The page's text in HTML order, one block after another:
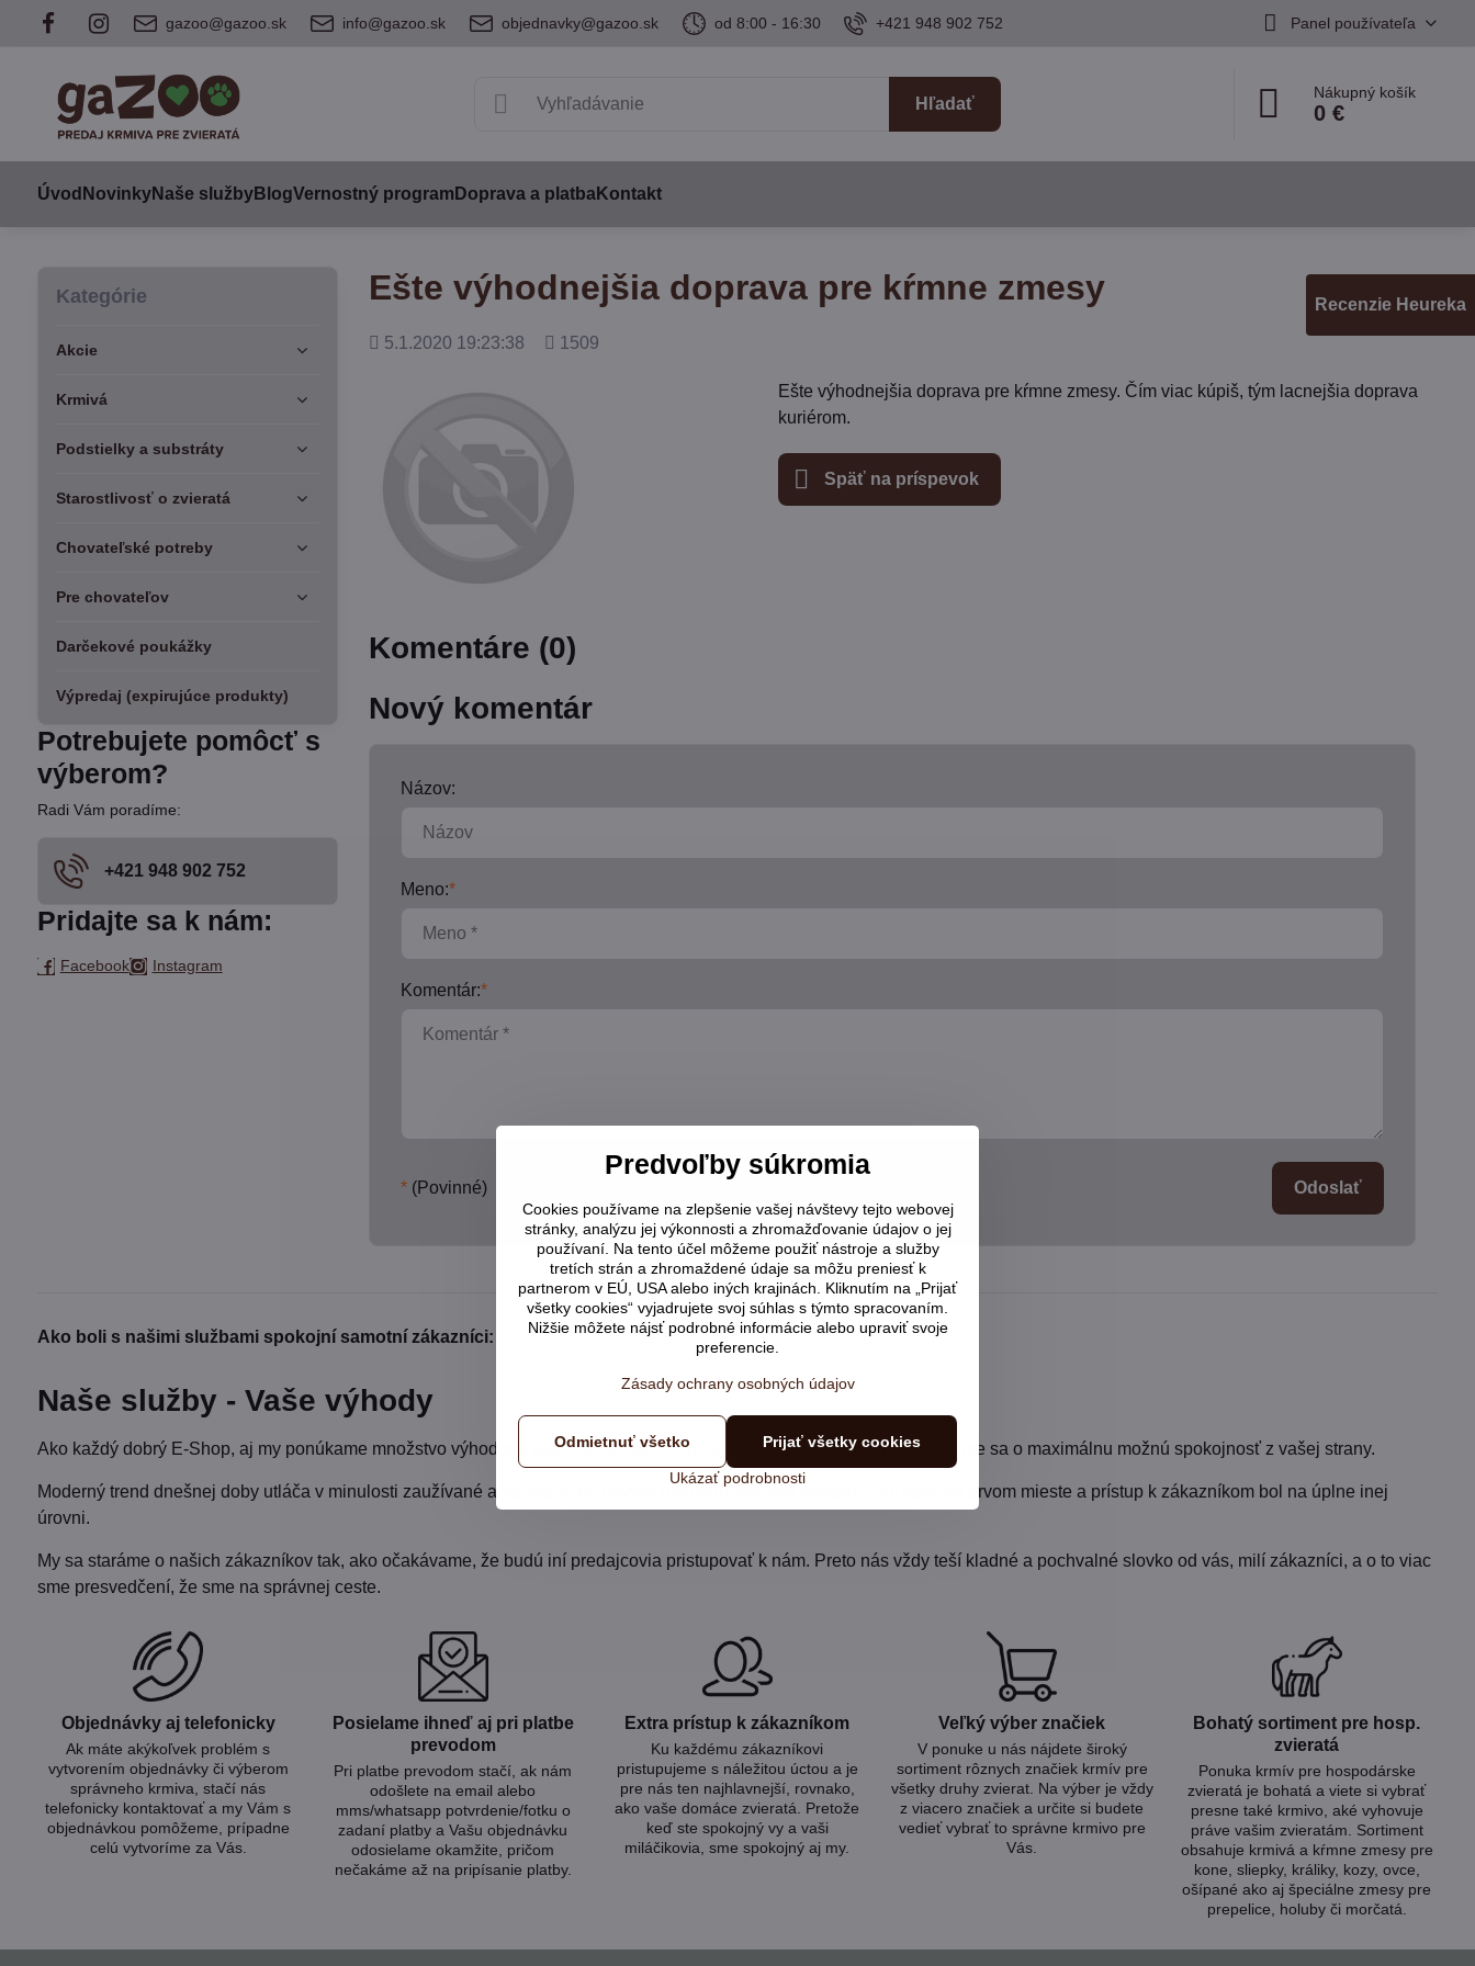
gazoo@gazoo.sk info@gazoo.sk objednavky@gazoo.sk od 8:00 - 16:30 +421 948 902 752 Panel používateľa
Hľadať
Nákupný košík
0 €
Úvod NovinkyNaše službyBlogVernostný program Doprava a platbaKontakt
Ešte výhodnejšia doprava pre kŕmne zmesy
Pridané
5.1.2020 19:23:38
Počet
1509
Ešte výhodnejšia doprava pre kŕmne zmesy. Čím viac kúpiš, tým lacnejšia doprava
kuriérom.
Späť na príspevok
Komentáre (0)
Nový komentár
Názov:
Meno:*
Komentár:*
* (Povinné) Odoslať
Kategórie
Akcie
Krmivá
Podstielky a substráty
Starostlivosť o zvieratá
Chovateľské potreby
Pre chovateľov
Darčekové poukážky
Výpredaj (expirujúce produkty)
Potrebujete pomôcť s
výberom?
Radi Vám poradíme:
+421 948 902 752
Pridajte sa k nám:
Facebook Instagram
Ako boli s našimi službami spokojní samotní zákazníci:
Naše služby - Vaše výhody
Ako každý dobrý E-Shop, aj my ponúkame množstvo výhod pre vás - zákazníkov. Každého zákazníka si vážime a snažíme sa o maximálnu možnú spokojnosť z vašej strany.
Moderný trend dnešnej doby utláča v minulosti zaužívané a samozrejmé návyky obchodníkov, kde zákazník bol vždy na prvom mieste a prístup k zákazníkom bol na úplne inej
úrovni.
My sa staráme o našich zákazníkov tak, ako očakávame, že budú iní predajcovia pristupovať k nám. Preto nás vždy teší kladné a pochvalné slovko od vás, milí zákazníci, a o to viac
sme presvedčení, že sme na správnej ceste.
Objednávky aj telefonicky
Ak máte akýkoľvek problém s
vytvorením objednávky či výberom
správneho krmiva, stačí nás
telefonicky kontaktovať a my Vám s
objednávkou pomôžeme, prípadne
celú vytvoríme za Vás.
Posielame ihneď aj pri platbe
prevodom
Pri platbe prevodom stačí, ak nám
odošlete na email alebo
mms/whatsapp potvrdenie/fotku o
zadaní platby a Vašu objednávku
odosielame okamžite, pričom
nečakáme až na pripísanie platby.
Extra prístup k zákazníkom
Ku každému zákazníkovi
pristupujeme s náležitou úctou a je
pre nás ten najhlavnejší, rovnako,
ako vaše domáce zvieratá. Pretože
keď ste spokojný vy a vaši
miláčikovia, sme spokojný aj my.
Veľký výber značiek
V ponuke u nás nájdete široký
sortiment rôznych značiek krmív pre
všetky druhy zvierat. Na výber je vždy
z viacero značiek a určite si budete
vedieť vybrať to správne krmivo pre
Vás.
Bohatý sortiment pre hosp​.
zvieratá
Ponuka krmív pre hospodárske
zvieratá je bohatá a viete si vybrať
presne také krmivo, aké vyhovuje
práve vašim zvieratám. Sortiment
obsahuje krmivá a kŕmne zmesy pre
kone, sliepky, králiky, kozy, ovce,
ošípané ako aj špeciálne zmesy pre
prepelice, holuby či morčatá.
Recenzie Heureka
Predvoľby súkromia
Cookies používame na zlepšenie vašej návštevy tejto webovej
stránky, analýzu jej výkonnosti a zhromažďovanie údajov o jej
používaní. Na tento účel môžeme použiť nástroje a služby
tretích strán a zhromaždené údaje sa môžu preniesť k
partnerom v EÚ, USA alebo iných krajinách. Kliknutím na „Prijať
všetky cookies“ vyjadrujete svoj súhlas s týmto spracovaním.
Nižšie môžete nájsť podrobné informácie alebo upraviť svoje
preferencie.
Zásady ochrany osobných údajov
Ukázať podrobnosti
Prijať všetky cookies
Odmietnuť všetko